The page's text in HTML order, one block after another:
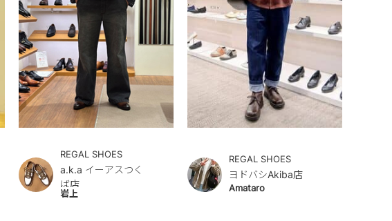
REGAL SHOES
a.k.a イーアスつく
ば店
岩上
REGAL SHOES
ヨドバシAkiba店
Amataro